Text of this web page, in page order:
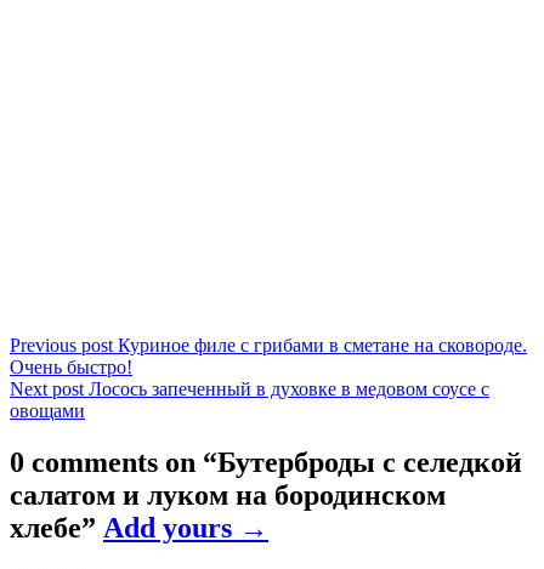
Навигация
по
записям
Previous post Куриное филе с грибами в сметане на сковороде.
Очень быстро!
Next post Лосось запеченный в духовке в медовом соусе с
овощами
0 comments on “Бутерброды с селедкой
салатом и луком на бородинском
хлебе” Add yours →